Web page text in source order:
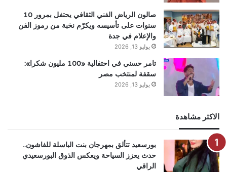
صالون الرياض الفني الثقافي يحتفل بمرور 10
سنوات على تأسيسه ويكرّم نخبة من رموز الفن
والإعلام في جدة
يوليو 13, 2026
تامر حسني في احتفالية «100 مليون شكرا»:
سقفة لمنتخب مصر
يوليو 13, 2026
الاكثر مشاهدة
بورسعيد تتألق بمهرجان بنت الباسلة للفاشون..
حدث يعزز السياحة ويعكس الذوق البورسعيدي
الراقي